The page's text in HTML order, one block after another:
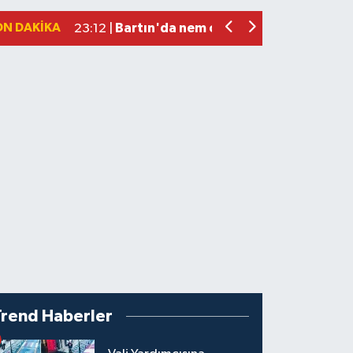
DAKIKA
23:12 |
Bartın'da nem oranı yüzde 100'e
Haberler